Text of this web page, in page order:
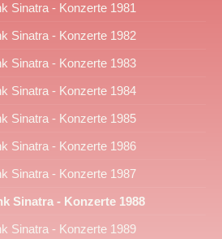
Sinatra - Konzerte 1981
Sinatra - Konzerte 1982
Sinatra - Konzerte 1983
Sinatra - Konzerte 1984
Sinatra - Konzerte 1985
Sinatra - Konzerte 1986
Sinatra - Konzerte 1987
Sinatra - Konzerte 1988
Sinatra - Konzerte 1989